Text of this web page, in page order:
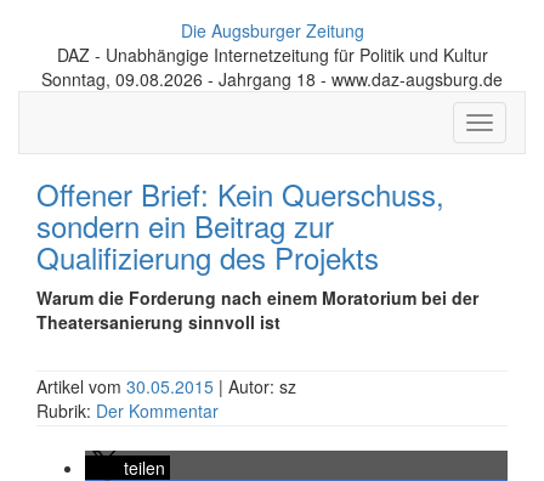
Die Augsburger Zeitung
DAZ - Unabhängige Internetzeitung für Politik und Kultur
Sonntag, 09.08.2026 - Jahrgang 18 - www.daz-augsburg.de
Toggle
Offener Brief: Kein Querschuss,
sondern ein Beitrag zur
Qualifizierung des Projekts
Warum die Forderung nach einem Moratorium bei der
Theatersanierung sinnvoll ist
Artikel vom 30.05.2015 | Autor: sz
Rubrik: Der Kommentar
teilen